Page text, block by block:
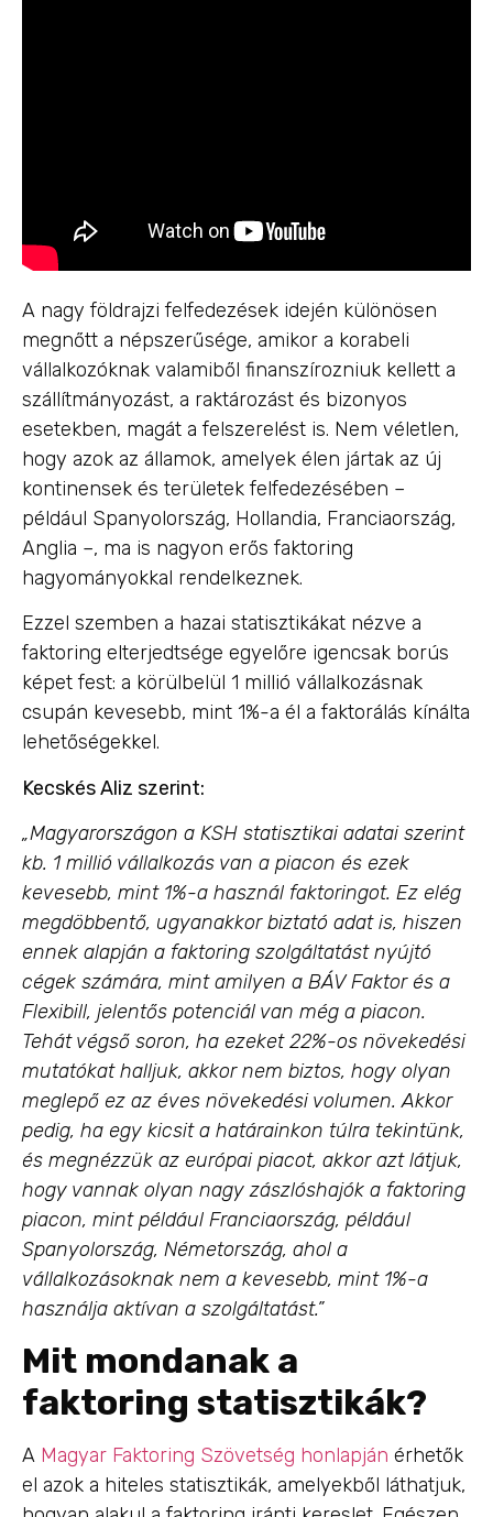
A nagy földrajzi felfedezések idején különösen
megnőtt a népszerűsége, amikor a korabeli
vállalkozóknak valamiből finanszírozniuk kellett a
szállítmányozást, a raktározást és bizonyos
esetekben, magát a felszerelést is. Nem véletlen,
hogy azok az államok, amelyek élen jártak az új
kontinensek és területek felfedezésében –
például Spanyolország, Hollandia, Franciaország,
Anglia –, ma is nagyon erős faktoring
hagyományokkal rendelkeznek.
Ezzel szemben a hazai statisztikákat nézve a
faktoring elterjedtsége egyelőre igencsak borús
képet fest: a körülbelül 1 millió vállalkozásnak
csupán kevesebb, mint 1%-a él a faktorálás kínálta
lehetőségekkel.
Kecskés Aliz szerint:
„Magyarországon a KSH statisztikai adatai szerint
kb. 1 millió vállalkozás van a piacon és ezek
kevesebb, mint 1%-a használ faktoringot. Ez elég
megdöbbentő, ugyanakkor biztató adat is, hiszen
ennek alapján a faktoring szolgáltatást nyújtó
cégek számára, mint amilyen a BÁV Faktor és a
Flexibill, jelentős potenciál van még a piacon.
Tehát végső soron, ha ezeket 22%-os növekedési
mutatókat halljuk, akkor nem biztos, hogy olyan
meglepő ez az éves növekedési volumen. Akkor
pedig, ha egy kicsit a határainkon túlra tekintünk,
és megnézzük az európai piacot, akkor azt látjuk,
hogy vannak olyan nagy zászlóshajók a faktoring
piacon, mint például Franciaország, például
Spanyolország, Németország, ahol a
vállalkozásoknak nem a kevesebb, mint 1%-a
használja aktívan a szolgáltatást.”
Mit mondanak a
faktoring statisztikák?
A Magyar Faktoring Szövetség honlapján érhetők
el azok a hiteles statisztikák, amelyekből láthatjuk,